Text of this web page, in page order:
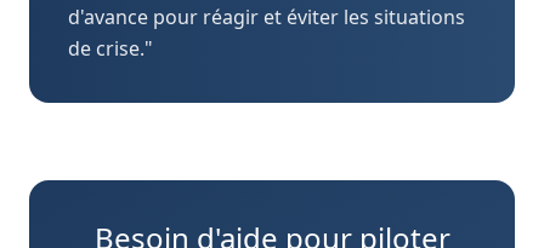
d'avance pour réagir et éviter les situations
de crise."
Besoin d'aide pour piloter